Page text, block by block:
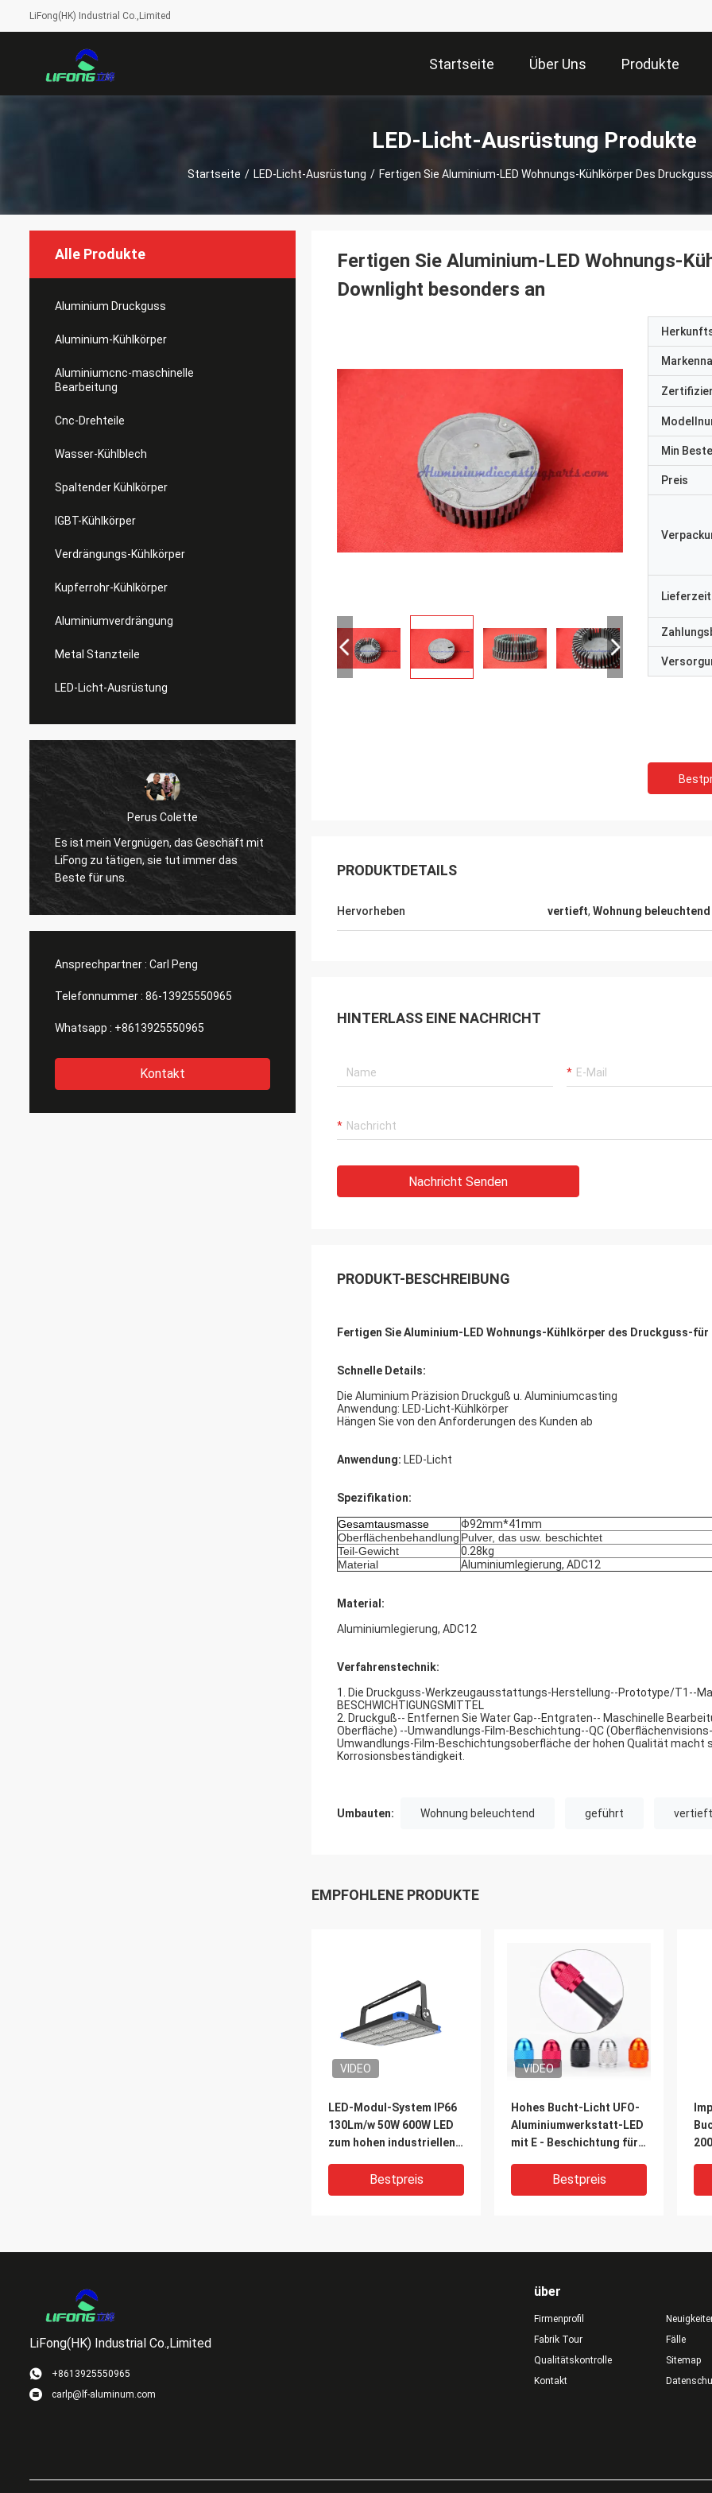
LiFong(HK) Industrial Co.,Limited
Startseite Über Uns Produkte
LED-Licht-Ausrüstung Produkte
Startseite / LED-Licht-Ausrüstung / Fertigen Sie Aluminium-LED Wohnungs-Kühlkörper Des
Alle Produkte
Aluminium Druckguss
Aluminium-Kühlkörper
Aluminiumcnc-maschinelle
Bearbeitung
Cnc-Drehteile
Wasser-Kühlblech
Spaltender Kühlkörper
IGBT-Kühlkörper
Verdrängungs-Kühlkörper
Kupferrohr-Kühlkörper
Aluminiumverdrängung
Metal Stanzteile
LED-Licht-Ausrüstung
Perus Colette
Es ist mein Vergnügen, das Geschäft mit
LiFong zu tätigen, sie tut immer das
Beste für uns.
wirklich unser Interesse in Erwägung.
Ansprechpartner : Carl Peng
Telefonnummer : 86-13925550965
Whatsapp : +8613925550965
Kontakt
Fertigen Sie Aluminium-LED Wohnungs-
Downlight besonders an
Min
Preis
Lieferzeit
PRODUKTDETAILS
Hervorheben vertieft, Wohnung beleuchtend
HINTERLASS EINE NACHRICHT
Nachricht Senden
PRODUKT-BESCHREIBUNG
Fertigen Sie Aluminium-LED Wohnungs-Kühlkörper des Druckguss-
Schnelle Details:
Die Aluminium Präzision Druckguß u. Aluminiumcasting
Anwendung: LED-Licht-Kühlkörper
Hängen Sie von den Anforderungen des Kunden ab
Anwendung: LED-Licht
Spezifikation:
Gesamtausmasse
Φ92mm*41mm
Oberflächenbehandlung Pulver, das usw. beschichtet
Teil-Gewicht
0.28kg
Material
Aluminiumlegierung, ADC12
Material:
Aluminiumlegierung, ADC12
Verfahrenstechnik:
1. Die Druckguss-Werkzeugausstattungs-Herstellung--Prototype/T1--
BESCHWICHTIGUNGSMITTEL
2. Druckguß-- Entfernen Sie Water Gap--Entgraten-- Maschinelle
Oberfläche) --Umwandlungs-Film-Beschichtung--QC
Umwandlungs-Film-Beschichtungsoberfläche der hohen Qualität macht
Korrosionsbeständigkeit.
Umbauten: Wohnung beleuchtend geführt vertieft
EMPFOHLENE PRODUKTE
VIDEO
LED-Modul-System IP66
130Lm/w 50W 600W LED
zum hohen industriellen
Bestpreis
VIDEO
Hohes Bucht-Licht UFO-
Aluminiumwerkstatt-LED
mit E - Beschichtung für
Bestpreis
LiFong(HK) Industrial Co.,Limited
+8613925550965
carlp@lf-aluminum.com
über
Firmenprofil
Fabrik Tour
Qualitätskontrolle
Kontakt
Fälle
Sitemap